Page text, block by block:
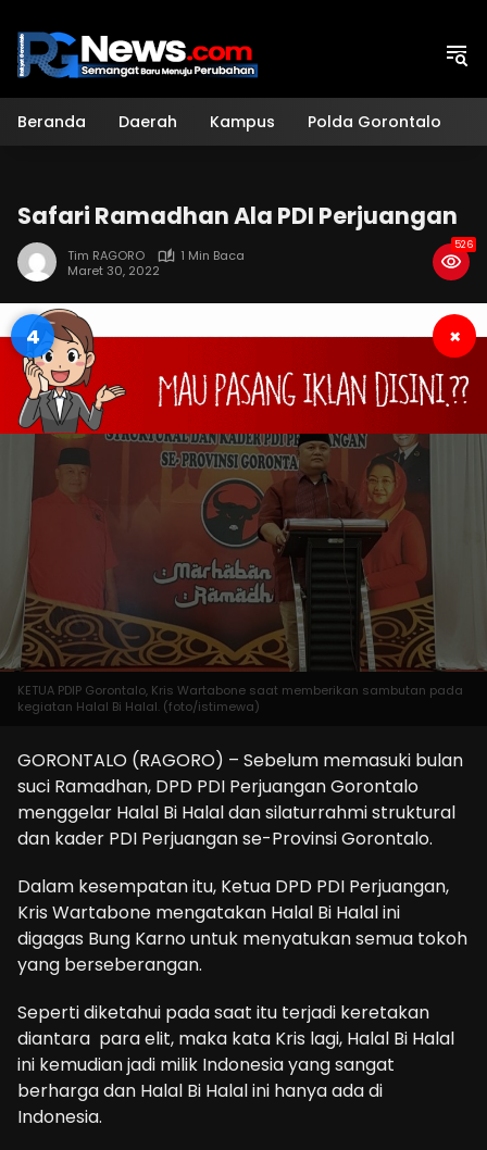
konten
Beranda Daerah Kampus Polda Gorontalo
Safari Ramadhan Ala PDI Perjuangan
Tim RAGORO
1 Min Baca
Maret 30, 2022
526
4 ×
KETUA PDIP Gorontalo, Kris Wartabone saat memberikan sambutan pada
kegiatan Halal Bi Halal. (foto/istimewa)
GORONTALO (RAGORO) – Sebelum memasuki bulan
suci Ramadhan, DPD PDI Perjuangan Gorontalo
menggelar Halal Bi Halal dan silaturrahmi struktural
dan kader PDI Perjuangan se-Provinsi Gorontalo.
Dalam kesempatan itu, Ketua DPD PDI Perjuangan,
Kris Wartabone mengatakan Halal Bi Halal ini
digagas Bung Karno untuk menyatukan semua tokoh
yang berseberangan.
Seperti diketahui pada saat itu terjadi keretakan
diantara para elit, maka kata Kris lagi, Halal Bi Halal
ini kemudian jadi milik Indonesia yang sangat
berharga dan Halal Bi Halal ini hanya ada di
Indonesia.